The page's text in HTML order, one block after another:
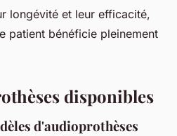
longévité et leur efficacité,
patient bénéficie pleinement
disponibles
d'audioprothèses